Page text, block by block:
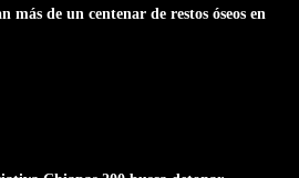
más de un centenar de restos óseos en